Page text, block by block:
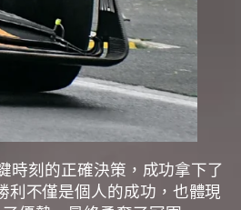
時刻的正確決策，成功拿下了
利不僅是個人的成功，也體現